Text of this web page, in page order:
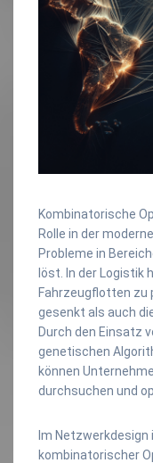
Kombinatorische
Rolle in der
Probleme in
löst. In der Logistik
Fahrzeugflotten zu
gesenkt als auch
Durch den Einsatz
genetischen
können
durchsuchen und
Im Netzwerkdesign
kombinatorischer